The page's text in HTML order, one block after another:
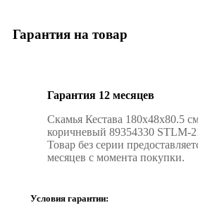
Гарантия на товар
Гарантия 12 месяцев
Скамья Кестава 180x48x80.5
коричневый 89354330 STLM-
Товар без серии
месяцев с момента покупки.
Условия гарантии: